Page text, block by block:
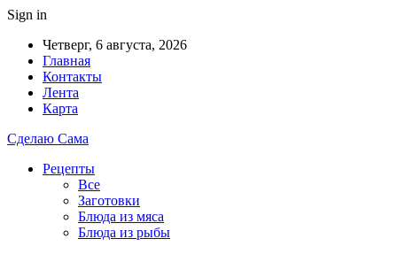
Sign in
Четверг, 6 августа, 2026
Главная
Контакты
Лента
Карта
Сделаю Сама
Рецепты
Все
Заготовки
Блюда из мяса
Блюда из рыбы